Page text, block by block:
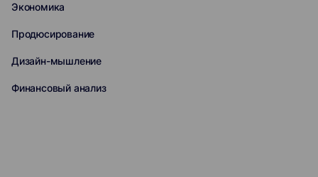
Экономика
Продюсирование
Дизайн-мышление
Финансовый анализ